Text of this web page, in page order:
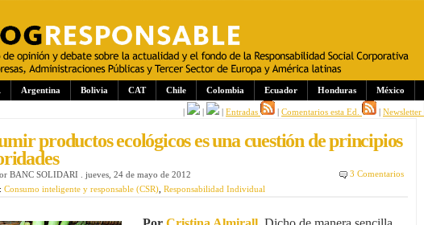
Argentina Bolivia CAT Chile Colombia Ecuador Honduras México
| | | Entradas | Comentarios esta Ed. | Newsletter
productos ecológicos es una cuestión de principios
BANC SOLIDARI jueves, 24 de mayo de 2012
3 Comentarios
Consumo inteligente y responsable (CSR) Responsabilidad Individual